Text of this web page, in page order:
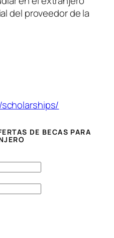
del proveedor de la
DE BECAS PARA